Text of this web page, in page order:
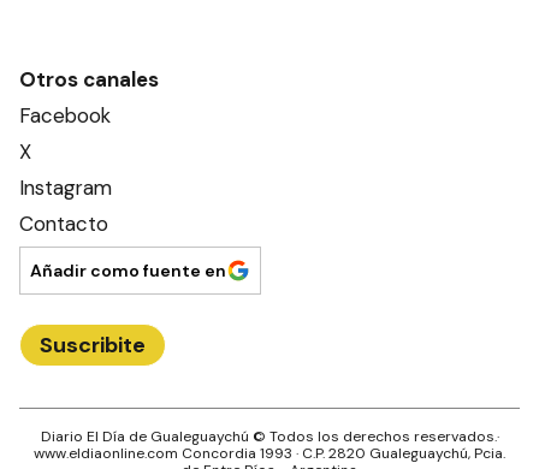
Otros canales
Facebook
X
Instagram
Contacto
Añadir como fuente en
Suscribite
Diario El Día de Gualeguaychú © Todos los derechos reservados.·
www.eldiaonline.com Concordia 1993 · C.P.2820 Gualeguaychú, Pcia.